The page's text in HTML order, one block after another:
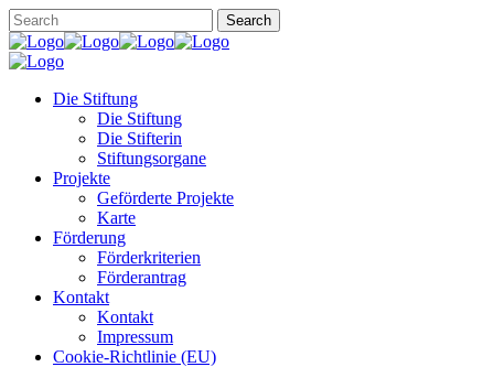
Die Stiftung
Die Stiftung
Die Stifterin
Stiftungsorgane
Projekte
Geförderte Projekte
Karte
Förderung
Förderkriterien
Förderantrag
Kontakt
Kontakt
Impressum
Cookie-Richtlinie (EU)